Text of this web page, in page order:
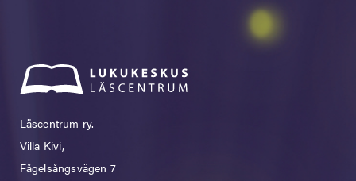
Läscentrum ry.
Villa Kivi,
Fågelsångsvägen 7